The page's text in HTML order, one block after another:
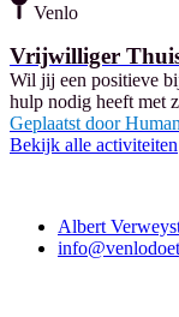
Venlo
Vrijwilliger
Wil jij een positieve
hulp nodig heeft met
Geplaatst door
Bekijk alle activiteiten
Albert